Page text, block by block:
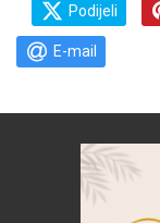
Podijeli
E-mail